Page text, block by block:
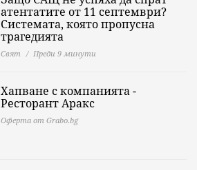
атентатите от 11 септември?
Системата, която пропусна
трагедията
Свят Преди 9 минути
Хапване с компанията -
Ресторант Аракс
Оферта от Grabo.bg